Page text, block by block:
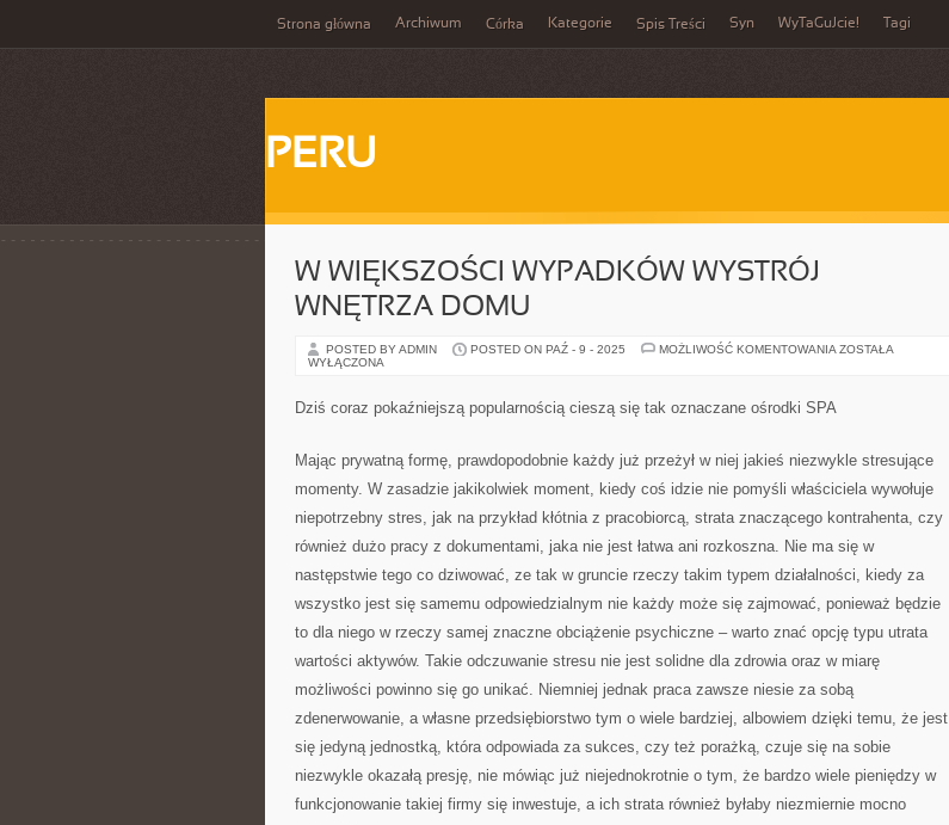
Strona główna Archiwum Córka Kategorie Spis Treści Syn WyTaGuJcie! Tagi
PERU
W WIĘKSZOŚCI WYPADKÓW WYSTRÓJ
WNĘTRZA DOMU
POSTED BY ADMIN POSTED ON PAŹ - 9 - 2025 MOŻLIWOŚĆ KOMENTOWANIA W
ZOSTAŁA
WYŁĄCZONA
Dziś coraz pokaźniejszą popularnością cieszą się tak oznaczane ośrodki SPA
Mając prywatną formę, prawdopodobnie każdy już przeżył w niej jakieś niezwykle stresujące
momenty. W zasadzie jakikolwiek moment, kiedy coś idzie nie pomyśli właściciela wywołuje
niepotrzebny stres, jak na przykład kłótnia z pracobiorcą, strata znaczącego kontrahenta, czy
również dużo pracy z dokumentami, jaka nie jest łatwa ani rozkoszna. Nie ma się w
następstwie tego co dziwować, ze tak w gruncie rzeczy takim typem działalności, kiedy za
wszystko jest się samemu odpowiedzialnym nie każdy może się zajmować, ponieważ będzie
to dla niego w rzeczy samej znaczne obciążenie psychiczne – warto znać opcję typu utrata
wartości aktywów. Takie odczuwanie stresu nie jest solidne dla zdrowia oraz w miarę
możliwości powinno się go unikać. Niemniej jednak praca zawsze niesie za sobą
zdenerwowanie, a własne przedsiębiorstwo tym o wiele bardziej, albowiem dzięki temu, że jest
się jedyną jednostką, która odpowiada za sukces, czy też porażką, czuje się na sobie
niezwykle okazałą presję, nie mówiąc już niejednokrotnie o tym, że bardzo wiele pieniędzy w
funkcjonowanie takiej firmy się inwestuje, a ich strata również byłaby niezmiernie mocno